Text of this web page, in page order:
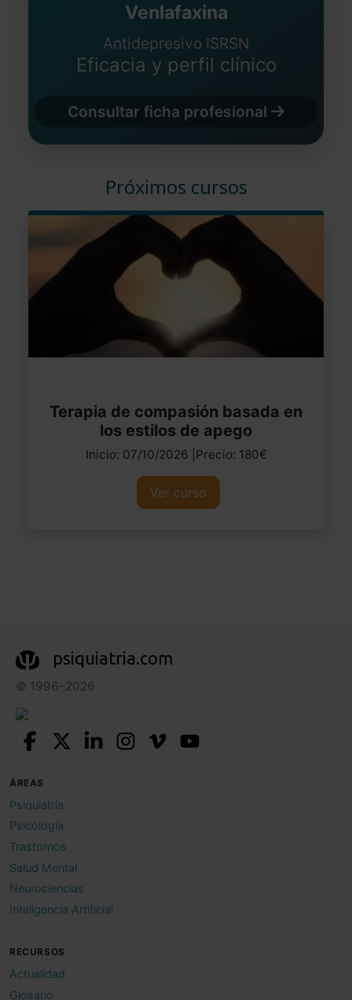
Venlafaxina
Antidepresivo ISRSN
Eficacia y perfil clínico
Consultar ficha profesional
Próximos cursos
Terapia de compasión basada en
los estilos de apego
Inicio: 07/10/2026 |Precio: 180€
Ver curso
psiquiatria.com
© 1996–2026
ÁREAS
Psiquiatría
Psicología
Trastornos
Salud Mental
Neurociencias
Inteligencia Artificial
RECURSOS
Actualidad
Glosario